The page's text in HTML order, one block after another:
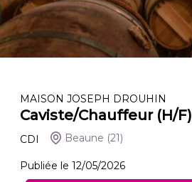
MAISON JOSEPH DROUHIN
Caviste/Chauffeur (H/F)
CDI Beaune (21)
Publiée le 12/05/2026